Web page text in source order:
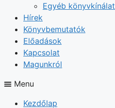
Egyéb
Hírek
Könyvbemutatók
Előadások
Kapcsolat
Magunkról
Menu
Kezdőlap